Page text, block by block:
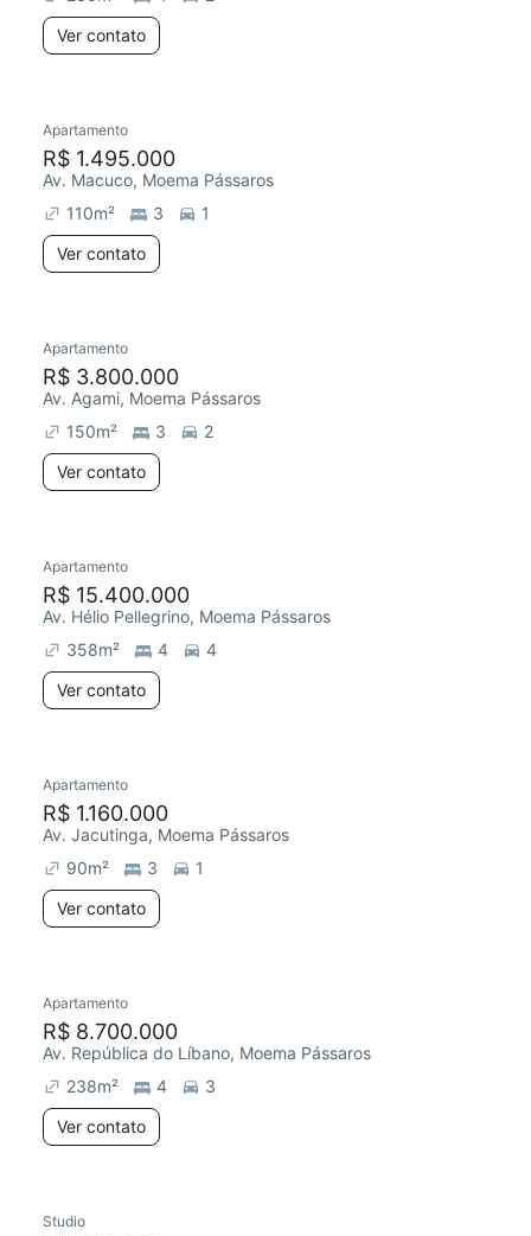
Ver contato
Apartamento
R$ 1.495.000
Av. Macuco, Moema Pássaros
110m² 3
1
Ver contato
Apartamento
R$ 3.800.000
Av. Agami, Moema Pássaros
150m² 3
2
Ver contato
Apartamento
R$ 15.400.000
Av. Hélio Pellegrino, Moema Pássaros
358m² 4
4
Ver contato
Apartamento
R$ 1.160.000
Av. Jacutinga, Moema Pássaros
90m² 3
1
Ver contato
Apartamento
R$ 8.700.000
Av. República do Líbano, Moema Pássaros
238m² 4
3
Ver contato
Studio